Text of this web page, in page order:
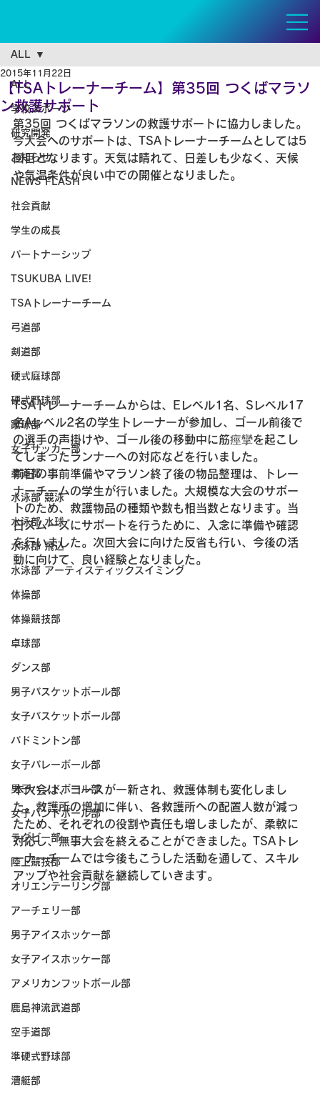
ALL
学校スポーツ
研究開発
お知らせ
NEWS FLASH
社会貢献
学生の成長
パートナーシップ
TSUKUBA LIVE!
TSAトレーナーチーム
弓道部
剣道部
硬式庭球部
硬式野球部
蹴球部
女子サッカー部
柔道部
水泳部 競泳
水泳部 水球
水泳部 飛込
水泳部 アーティスティックスイミング
体操部
体操競技部
卓球部
ダンス部
男子バスケットボール部
女子バスケットボール部
バドミントン部
女子バレーボール部
男子ハンドボール部
女子ハンドボール部
ラグビー部
陸上競技部
オリエンテーリング部
アーチェリー部
男子アイスホッケー部
女子アイスホッケー部
アメリカンフットボール部
鹿島神流武道部
空手道部
準硬式野球部
漕艇部
ALL
【TSAトレーナーチーム】第35回 つくばマラソ
ン救護サポート
2015年11月22日
第35回 つくばマラソンの救護サポートに協力しました。
今大会へのサポートは、TSAトレーナーチームとしては5
回目となります。天気は晴れて、日差しも少なく、天候
や気温条件が良い中での開催となりました。
TSAトレーナーチームからは、Eレベル1名、Sレベル17
名Aレベル2名の学生トレーナーが参加し、ゴール前後で
の選手の声掛けや、ゴール後の移動中に筋痙攣を起こし
てしまったランナーへの対応などを行いました。
前日の事前準備やマラソン終了後の物品整理は、トレー
ナーチームの学生が行いました。大規模な大会のサポー
トのため、救護物品の種類や数も相当数となります。当
日スムーズにサポートを行うために、入念に準備や確認
を行いました。次回大会に向けた反省も行い、今後の活
動に向けて、良い経験となりました。
本大会は、コースが一新され、救護体制も変化しまし
た。救護所の増加に伴い、各救護所への配置人数が減っ
たため、それぞれの役割や責任も増しましたが、柔軟に
対応し、無事大会を終えることができました。TSAトレ
ーナーチームでは今後もこうした活動を通して、スキル
アップや社会貢献を継続していきます。